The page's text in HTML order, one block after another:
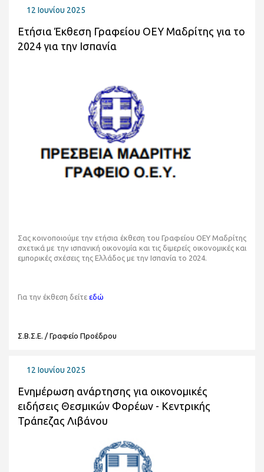
12 Ιουνίου 2025
Ετήσια Έκθεση Γραφείου ΟΕΥ Μαδρίτης για το
2024 για την Ισπανία
Σας κοινοποιούμε την ετήσια έκθεση του Γραφείου ΟΕΥ Μαδρίτης
σχετικά με την ισπανική οικονομία και τις διμερείς οικονομικές και
εμπορικές σχέσεις της Ελλάδος με την Ισπανία το 2024.
Για την έκθεση δείτε εδώ
Σ.Β.Σ.Ε. / Γραφείο Προέδρου
12 Ιουνίου 2025
Ενημέρωση ανάρτησης για οικονομικές
ειδήσεις Θεσμικών Φορέων - Κεντρικής
Τράπεζας Λιβάνου